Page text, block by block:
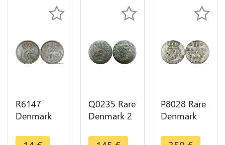
R6147
Denmark
Christian X
Q0235 Rare
Denmark 2
Dansk
P8028 Rare
Denmark
2